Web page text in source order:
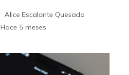
Alice Escalante Quesada
Hace 5 meses